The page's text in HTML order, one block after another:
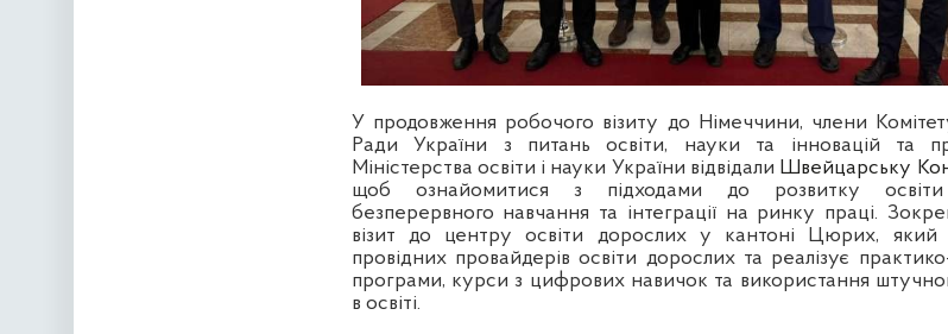
У продовження робочого візиту до Німеччини, члени
Ради України з питань освіти, науки та інновацій та
Міністерства освіти і науки України відвідали Швейцарську
щоб ознайомитися з підходами до розвитку освіти
безперервного навчання та інтеграції на ринку праці.
візит до центру освіти дорослих у кантоні Цюрих,
провідних провайдерів освіти дорослих та реалізує
програми, курси з цифрових навичок та використання
в освіті.